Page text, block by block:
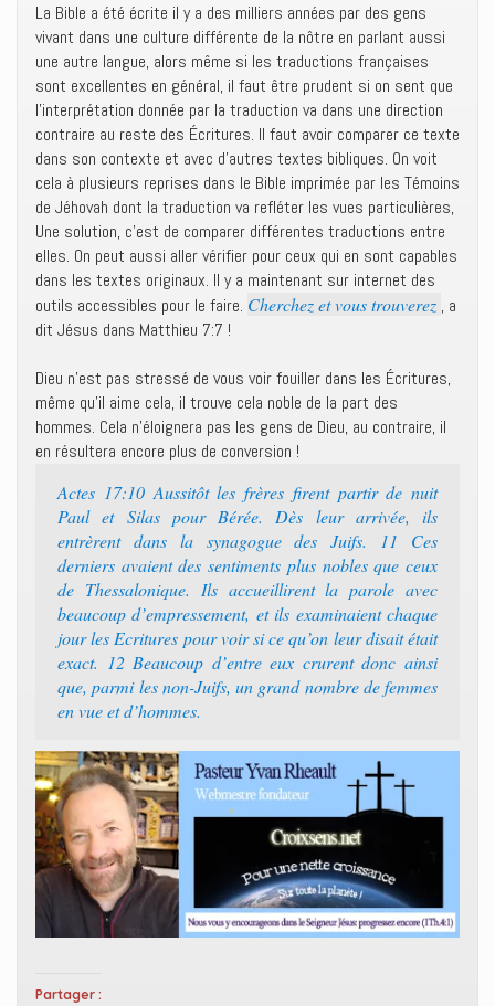
La Bible a été écrite il y a des milliers années par des gens
vivant dans une culture différente de la nôtre en parlant aussi
une autre langue, alors même si les traductions françaises
sont excellentes en général, il faut être prudent si on sent que
l’interprétation donnée par la traduction va dans une direction
contraire au reste des Écritures. Il faut avoir comparer ce texte
dans son contexte et avec d’autres textes bibliques. On voit
cela à plusieurs reprises dans le Bible imprimée par les Témoins
de Jéhovah dont la traduction va refléter les vues particulières,
Une solution, c’est de comparer différentes traductions entre
elles. On peut aussi aller vérifier pour ceux qui en sont capables
dans les textes originaux. Il y a maintenant sur internet des
outils accessibles pour le faire. Cherchez et vous trouverez , a
dit Jésus dans Matthieu 7:7 !
Dieu n’est pas stressé de vous voir fouiller dans les Écritures,
même qu’il aime cela, il trouve cela noble de la part des
hommes. Cela n’éloignera pas les gens de Dieu, au contraire, il
en résultera encore plus de conversion !
Actes 17:10 Aussitôt les frères firent partir de nuit
Paul et Silas pour Bérée. Dès leur arrivée, ils
entrèrent dans la synagogue des Juifs. 11 Ces
derniers avaient des sentiments plus nobles que ceux
de Thessalonique. Ils accueillirent la parole avec
beaucoup d’empressement, et ils examinaient chaque
jour les Ecritures pour voir si ce qu’on leur disait était
exact. 12 Beaucoup d’entre eux crurent donc ainsi
que, parmi les non-Juifs, un grand nombre de femmes
en vue et d’hommes.
Partager :